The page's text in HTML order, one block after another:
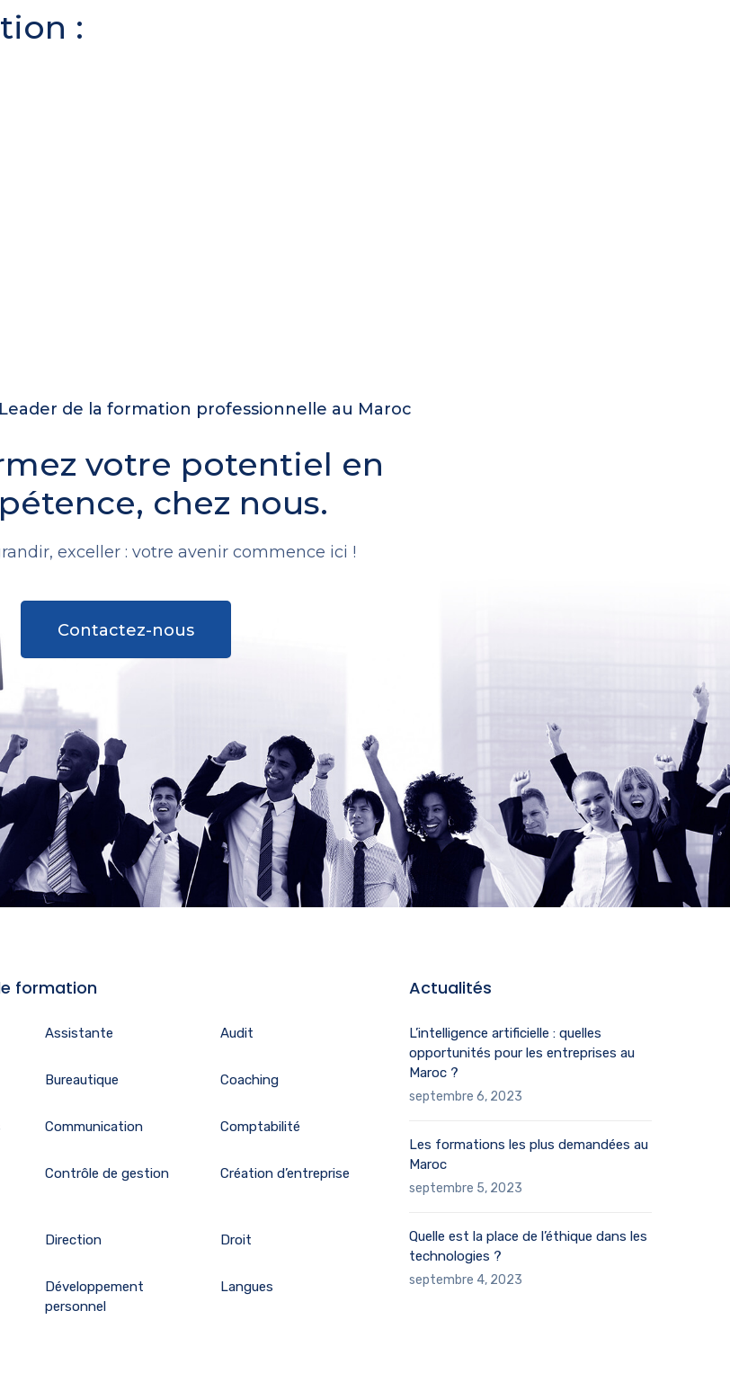
:
de la formation professionnelle au Maroc
votre potentiel en
chez nous.
exceller : votre avenir commence ici !
Contactez-nous
formation
Assistante Audit
Bureautique Coaching
Communication Comptabilité
Contrôle de gestion Création d’entreprise
Direction Droit
Développement
personnel
Langues
Actualités
L’intelligence artificielle : quelles
opportunités pour les entreprises au
Maroc ?
septembre 6, 2023
Les formations les plus demandées au
Maroc
septembre 5, 2023
Quelle est la place de l’éthique dans les
technologies ?
septembre 4, 2023